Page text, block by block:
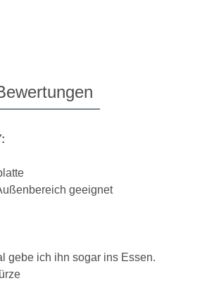
geeignet
gebe ich ihn sogar ins Essen.